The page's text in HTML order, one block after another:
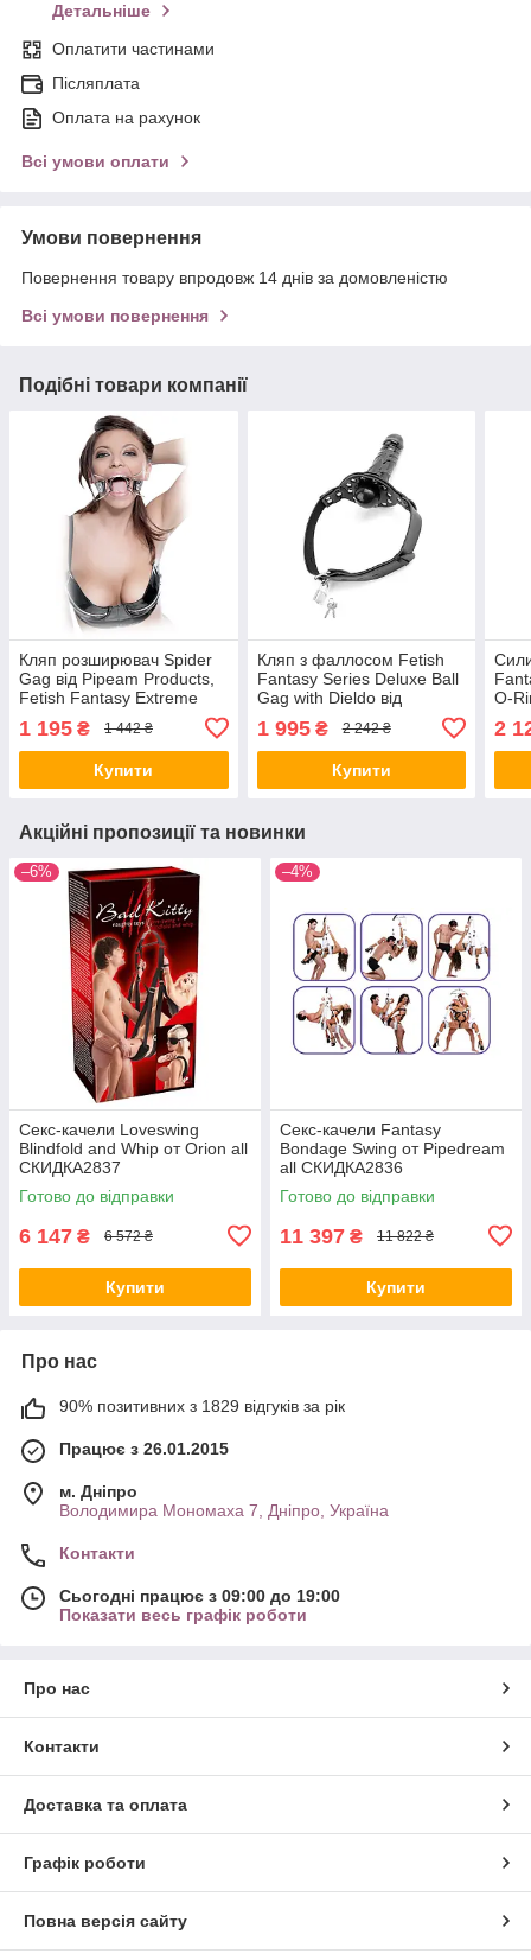
Детальніше
Оплатити частинами
Післяплата
Оплата на рахунок
Всі умови оплати
Умови повернення
Повернення товару впродовж 14 днів за домовленістю
Всі умови повернення
Подібні товари компанії
Кляп розширювач Spider
Gag від Pipeam Products,
Fetish Fantasy Extreme
СКИДКА57
1 195 ₴ 1 442 ₴
Купити
Кляп з фаллосом Fetish
Fantasy Series Deluxe Ball
Gag with Dieldo від
СКІДКА all СКИДКА2130
1 995₴ 2 242 ₴
Купити
O-
2
Акційні пропозиції та новинки
–6%
Секс-качели Loveswing
Blindfold and Whip от Orion all
СКИДКА2837
Готово до відправки
6 147 ₴ 6 572 ₴
Купити
–4%
Секс-качели Fantasy
Bondage Swing от Pipedream
all СКИДКА2836
Готово до відправки
11 397 ₴ 11 822 ₴
Купити
Про нас
90% позитивних з 1829 відгуків за рік
Працює з 26.01.2015
м. Дніпро
Володимира Мономаха 7, Дніпро, Україна
Контакти
Сьогодні працює з 09:00 до 19:00
Показати весь графік роботи
Про нас
Контакти
Доставка та оплата
Графік роботи
Повна версія сайту